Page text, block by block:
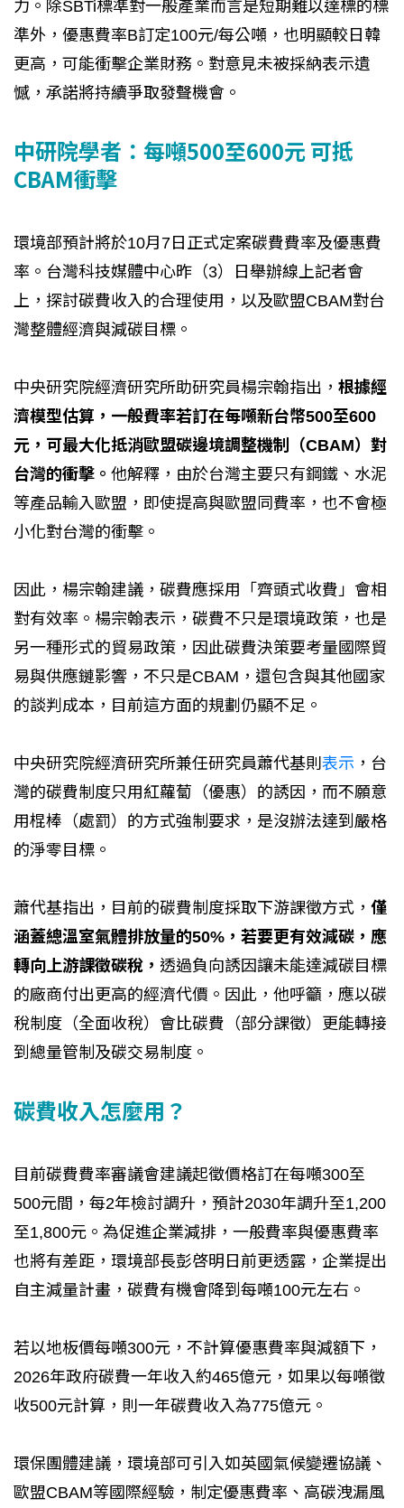
力。除SBTi標準對一般產業而言是短期難以達標的標
準外，優惠費率B訂定100元/每公噸，也明顯較日韓
更高，可能衝擊企業財務。對意見未被採納表示遺
憾，承諾將持續爭取發聲機會。
中研院學者：每噸500至600元 可抵
CBAM衝擊
環境部預計將於10月7日正式定案碳費費率及優惠費
率。台灣科技媒體中心昨（3）日舉辦線上記者會
上，探討碳費收入的合理使用，以及歐盟CBAM對台
灣整體經濟與減碳目標。
中央研究院經濟研究所助研究員楊宗翰指出， 根據經
濟模型估算，一般費率若訂在每噸新台幣500至600
元，可最大化抵消歐盟碳邊境調整機制（CBAM）對
台灣的衝擊。 他解釋，由於台灣主要只有鋼鐵、水泥
等產品輸入歐盟，即使提高與歐盟同費率，也不會極
小化對台灣的衝擊。
因此，楊宗翰建議，碳費應採用「齊頭式收費」會相
對有效率。楊宗翰表示，碳費不只是環境政策，也是
另一種形式的貿易政策，因此碳費決策要考量國際貿
易與供應鏈影響，不只是CBAM，還包含與其他國家
的談判成本，目前這方面的規劃仍顯不足。
中央研究院經濟研究所兼任研究員蕭代基則 表示 ，台
灣的碳費制度只用紅蘿蔔（優惠）的誘因，而不願意
用棍棒（處罰）的方式強制要求，是沒辦法達到嚴格
的淨零目標。
蕭代基指出，目前的碳費制度採取下游課徵方式， 僅
涵蓋總溫室氣體排放量的50%，若要更有效減碳，應
轉向上游課徵碳稅， 透過負向誘因讓未能達減碳目標
的廠商付出更高的經濟代價。因此，他呼籲，應以碳
稅制度（全面收稅）會比碳費（部分課徵）更能轉接
到總量管制及碳交易制度。
碳費收入怎麼用？
目前碳費費率審議會建議起徵價格訂在每噸300至
500元間，每2年檢討調升，預計2030年調升至1,200
至1,800元。為促進企業減排，一般費率與優惠費率
也將有差距，環境部長彭啓明日前更透露，企業提出
自主減量計畫，碳費有機會降到每噸100元左右。
若以地板價每噸300元，不計算優惠費率與減額下，
2026年政府碳費一年收入約465億元，如果以每噸徵
收500元計算，則一年碳費收入為775億元。
環保團體建議，環境部可引入如英國氣候變遷協議、
歐盟CBAM等國際經驗，制定優惠費率、高碳洩漏風